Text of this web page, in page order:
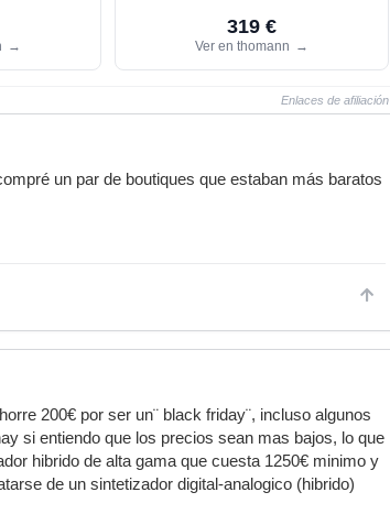
→
319 €
Ver en thomann →
Enlaces de afiliación
un par de boutiques que estaban más baratos
200€ por ser un¨ black friday¨, incluso algunos
si entiendo que los precios sean mas bajos, lo que
hibrido de alta gama que cuesta 1250€ minimo y
de un sintetizador digital-analogico (hibrido)